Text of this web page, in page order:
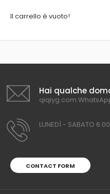
Il carrello è vuoto!
Hai qualche
qiqiyg.com
LUNEDÌ - SABATO
CONTACT FORM